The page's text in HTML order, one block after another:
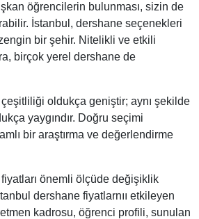
öğrencilerin bulunması, sizin de
İstanbul, dershane seçenekleri
bir şehir. Nitelikli ve etkili
birçok yerel dershane de
oldukça geniştir; aynı şekilde
yaygındır. Doğru seçimi
bir araştırma ve değerlendirme
önemli ölçüde değişiklik
dershane fiyatlarnıı etkileyen
kadrosu, öğrenci profili, sunulan